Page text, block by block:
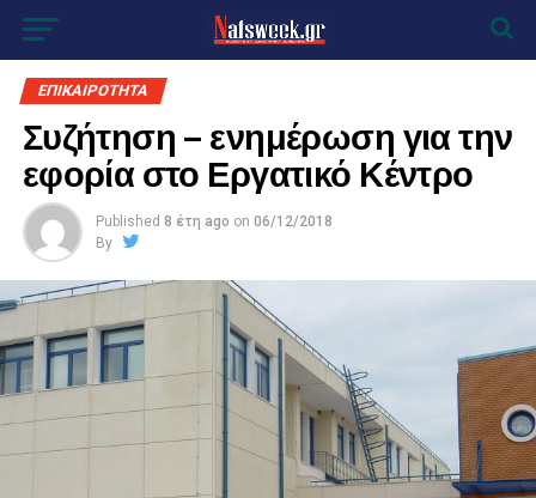
ΕΠΙΚΑΙΡΟΤΗΤΑ
Συζήτηση – ενημέρωση για την
εφορία στο Εργατικό Κέντρο
Published 8 έτη ago on 06/12/2018
By